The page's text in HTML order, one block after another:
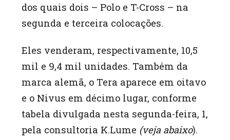
dos quais dois – Polo e T-Cross – na
segunda e terceira colocações.
Eles venderam, respectivamente, 10,5
mil e 9,4 mil unidades. Também da
marca alemã, o Tera aparece em oitavo
e o Nivus em décimo lugar, conforme
tabela divulgada nesta segunda-feira, 1,
pela consultoria K.Lume (veja abaixo).